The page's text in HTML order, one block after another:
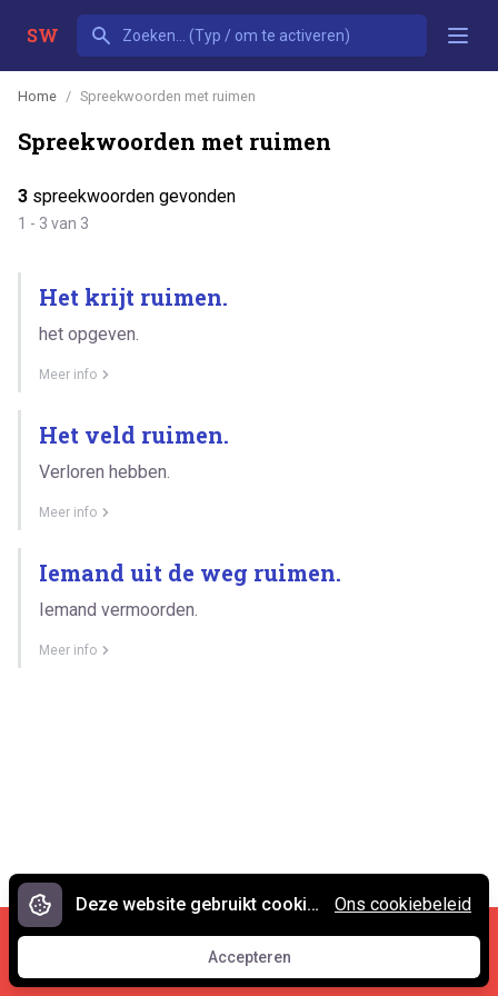
SW
Home Spreekwoorden met ruimen
Spreekwoorden met ruimen
3 spreekwoorden gevonden
1 - 3 van 3
Het krijt ruimen.
het opgeven.
Meer info
Het veld ruimen.
Verloren hebben.
Meer info
Iemand uit de weg ruimen.
Iemand vermoorden.
Meer info
Cookies en privacy •
Contact
© 2007 - 2026 Spreekwoorden.nl
Deze website gebruikt cookies.
Accepteren
Accepteren
Ons cookiebeleid